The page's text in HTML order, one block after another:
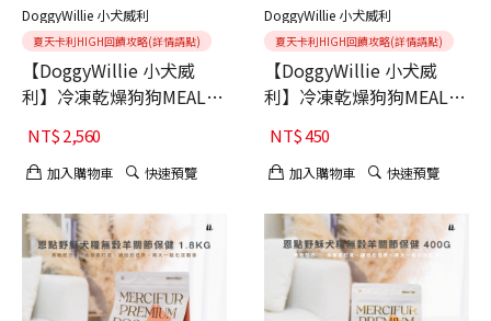
DoggyWillie 小犬威利
夏天卡利HIGH回饋攻略(詳情請點)
【DoggyWillie 小犬威
利】冷凍乾燥狗狗MEAL主
食 蘋果甜菜牛肉 800g
NT$2,560
加入購物車 快速預覽
DoggyWillie 小犬威利
夏天卡利HIGH回饋攻略(詳情請點)
【DoggyWillie 小犬威
利】冷凍乾燥狗狗MEAL主
食 蘋果甜菜牛肉15g 6入
NT$450
加入購物車 快速預覽